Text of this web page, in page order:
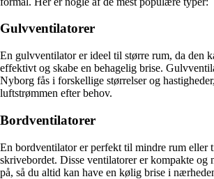
Gulvventilatorer
En gulvventilator er ideel til større rum, da den
effektivt og skabe en behagelig brise.
Nyborg fås i forskellige størrelser og
luftstrømmen efter behov.
Bordventilatorer
En bordventilator er perfekt til mindre rum eller
skrivebordet. Disse ventilatorer er kompakte og
på, så du altid kan have en kølig brise i